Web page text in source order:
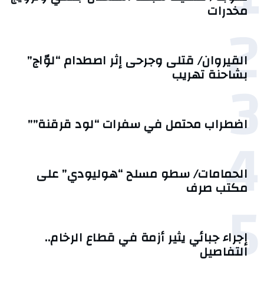
مخدرات
2
القيروان/ قتلى وجرحى إثر اصطدام “لوّاج”
بشاحنة تهريب
3
اضطراب محتمل في سفرات “لود قرقنة””
4
الحمامات/ سطو مسلح “هوليودي” على
مكتب صرف
5
إجراء جبائي يثير أزمة في قطاع الرخام..
التفاصيل